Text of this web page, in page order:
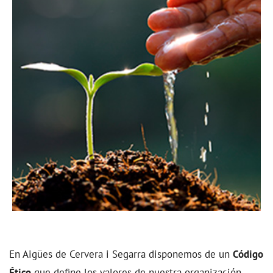
En Aigües de Cervera i Segarra disponemos de un Código